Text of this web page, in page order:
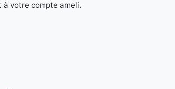
à votre compte ameli.